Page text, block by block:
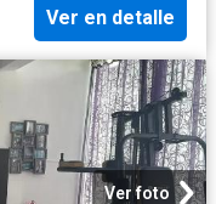
Ver en detalle
Ver foto